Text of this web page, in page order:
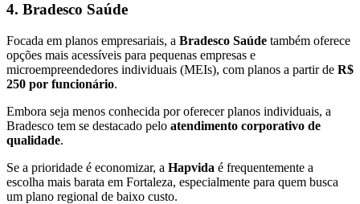
4. Bradesco Saúde
Focada em planos empresariais, a Bradesco Saúde também oferece
opções mais acessíveis para pequenas empresas e
microempreendedores individuais (MEIs), com planos a partir de R$
250 por funcionário.
Embora seja menos conhecida por oferecer planos individuais, a
Bradesco tem se destacado pelo atendimento corporativo de
qualidade.
Se a prioridade é economizar, a Hapvida é frequentemente a
escolha mais barata em Fortaleza, especialmente para quem busca
um plano regional de baixo custo.